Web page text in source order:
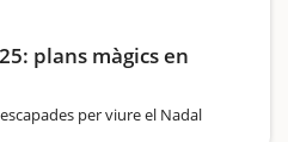
plans màgics en
per viure el Nadal